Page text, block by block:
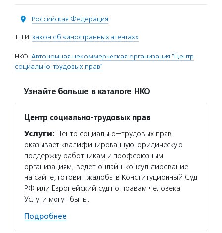
Российская Федерация
ТЕГИ: закон об «иностранных агентах»
НКО: Автономная некоммерческая организация "Центр
социально-трудовых прав"
Узнайте больше в каталоге НКО
Центр социально-трудовых прав
Услуги: Центр социально−трудовых прав
оказывает квалифицированную юридическую
поддержку работникам и профсоюзным
организациям, ведет онлайн-консультирование
на сайте, готовит жалобы в Конституционный Суд
РФ или Европейский суд по правам человека.
Услуги могут быть…
Подробнее